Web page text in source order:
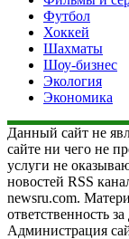
Футбол
Хоккей
Шахматы
Шоу-бизнес
Экология
Экономика
Данный сайт не
сайте ни чего не
услуги не
новостей RSS
newsru.com.
ответственность
Администрация